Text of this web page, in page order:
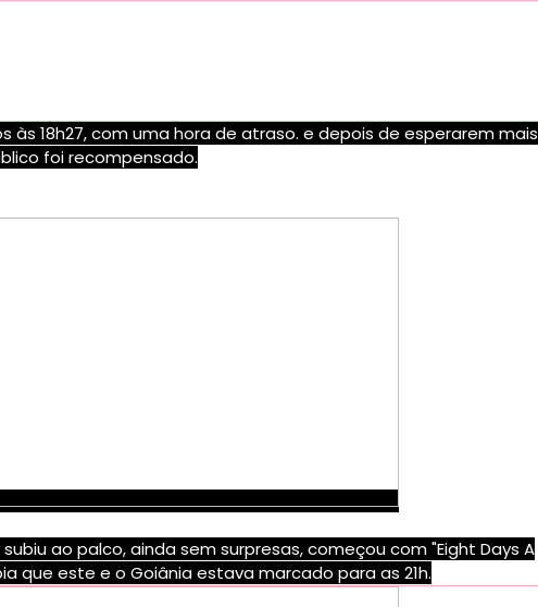
às 18h27, com uma hora de atraso. e depois de esperarem mais
foi recompensado.
subiu ao palco, ainda sem surpresas, começou com "Eight Days A
que este e o Goiânia estava marcado para as 21h.